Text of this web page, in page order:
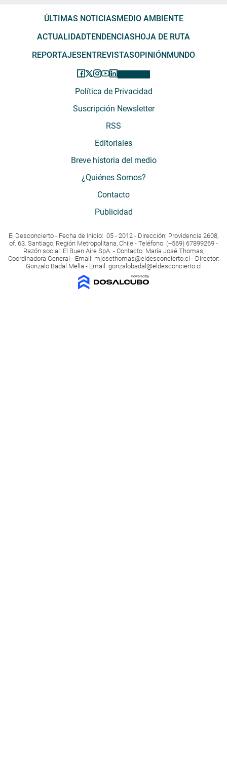
ÚLTIMAS NOTICIASMEDIO AMBIENTE
ACTUALIDADTENDENCIASHOJA DE RUTA
REPORTAJESENTREVISTASOPINIÓNMUNDO
Política de Privacidad
Suscripción Newsletter
RSS
Editoriales
Breve historia del medio
¿Quiénes Somos?
Contacto
Publicidad
El Desconcierto - Fecha de Inicio: 05 - 2012 - Dirección: Providencia 2608,
of. 63. Santiago, Región Metropolitana, Chile - Teléfono: (+569) 67899269 -
Razón social: El Buen Aire SpA. - Contacto: María José Thomas,
Coordinadora General - Email: mjosethomas@eldesconcierto.cl - Director:
Gonzalo Badal Mella - Email: gonzalobadal@eldesconcierto.cl